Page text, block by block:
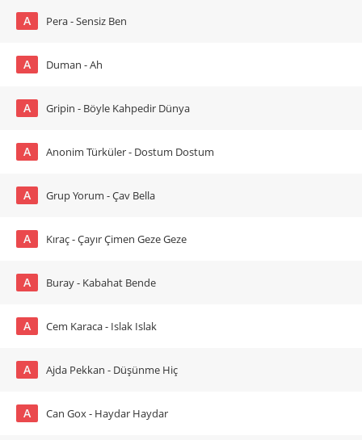
A Pera - Sensiz Ben
A Duman - Ah
A Gripin - Böyle Kahpedir Dünya
A Anonim Türküler - Dostum Dostum
A Grup Yorum - Çav Bella
A Kıraç - Çayır Çimen Geze Geze
A Buray - Kabahat Bende
A Cem Karaca - Islak Islak
A Ajda Pekkan - Düşünme Hiç
A Can Gox - Haydar Haydar